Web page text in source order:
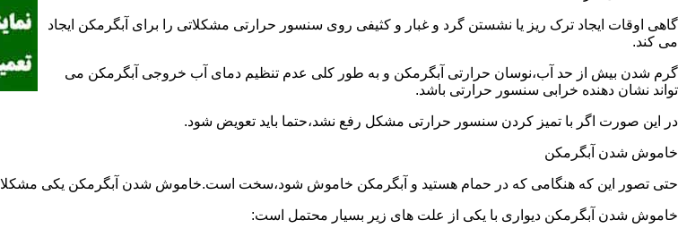
گاهی اوقات ایجاد ترک ریز یا نشستن گرد و غبار و کثیفی روی سنسور حرارتی مشکلاتی را برای آبگرمکن ایجاد
می کند.
گرم شدن بیش از حد آب،نوسان حرارتی آبگرمکن و به طور کلی عدم تنظیم دمای آب خروجی آبگرمکن می
تواند نشان دهنده خرابی سنسور حرارتی باشد.
در این صورت اگر با تمیز کردن سنسور حرارتی مشکل رفع نشد،حتما باید تعویض شود.
خاموش شدن آبگرمکن
حتی تصور این که هنگامی که در حمام هستید و آبگرمکن خاموش شود،سخت است.خاموش شدن آبگرمکن یکی
خاموش شدن آبگرمکن دیواری با یکی از علت های زیر بسیار محتمل است: